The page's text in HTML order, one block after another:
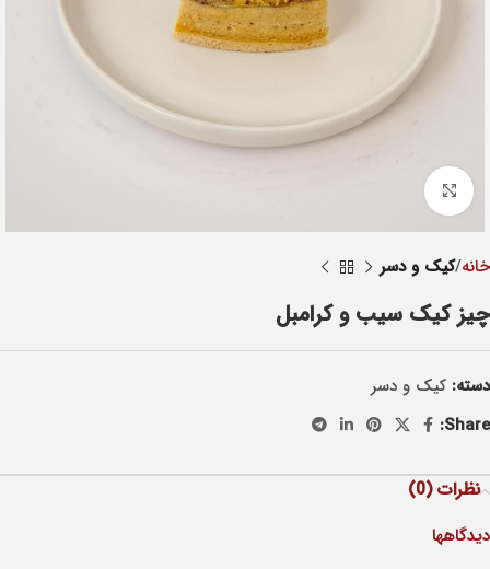
Click to enlarge
خانه کيک و دسر
چیز کیک سیب و کرامبل
دسته: کيک و دسر
Share:
نظرات (0)
دیدگاهها